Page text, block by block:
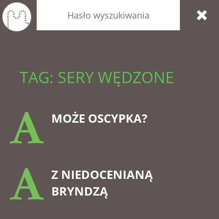
TAG: SERY WĘDZONE
MOŻE OSCYPKA?
Z NIEDOCENIANĄ
BRYNDZĄ